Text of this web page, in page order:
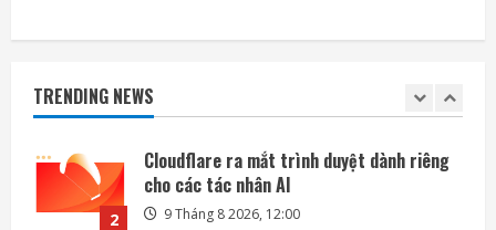
TRENDING NEWS
2
Cloudflare ra mắt trình duyệt dành riêng
3
Amazon tài trợ nhà máy điện khí khổng lồ
phục vụ các trung tâm dữ liệu
9 Tháng 8 2026, 09:23